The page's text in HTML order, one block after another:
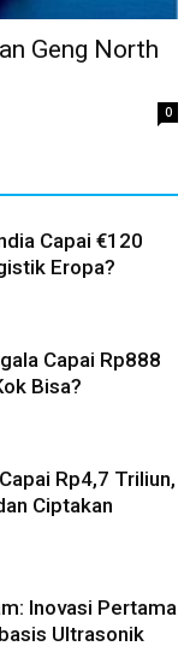
Geng North
0
Capai €120
Eropa?
Capai Rp888
Bisa?
Rp4,7 Triliun,
Ciptakan
Inovasi Pertama
Ultrasonik